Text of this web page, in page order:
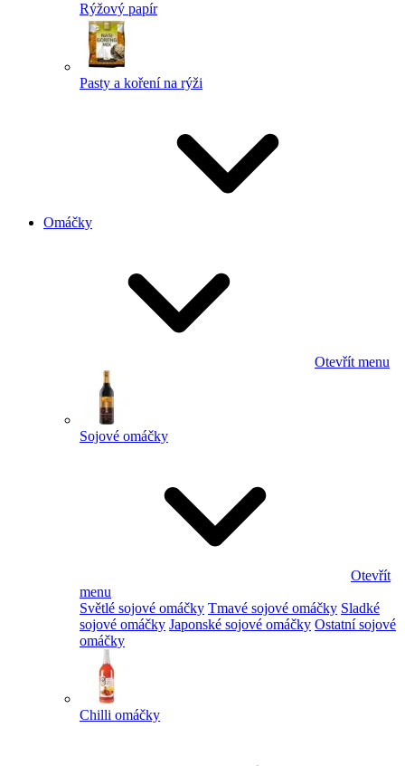
Rýžový papír
Pasty a koření na rýži
Omáčky
Otevřít menu
Sojové omáčky
Otevřít
menu
Světlé sojové omáčky Tmavé sojové omáčky Sladké
sojové omáčky Japonské sojové omáčky Ostatní sojové
omáčky
Chilli omáčky